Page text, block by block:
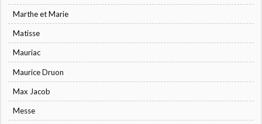
Marthe et Marie
Matisse
Mauriac
Maurice Druon
Max Jacob
Messe